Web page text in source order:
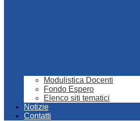
Modulistica Docenti
Fondo Espero
Elenco siti tematici
Notizie
Contatti